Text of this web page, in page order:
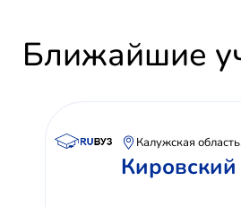
Ближайшие
Калужская